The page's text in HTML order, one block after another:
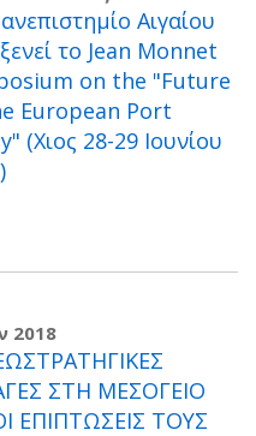
Αιγαίου
το Jean Monnet
on the "Future
European Port
(Χιος 28-29 Ιουνίου
2018
ΣΤΗ ΜΕΣΟΓΕΙΟ
ΕΠΙΠΤΩΣΕΙΣ ΤΟΥΣ